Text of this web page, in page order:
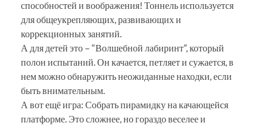
способностей и воображения! Тоннель используется
для общеукрепляющих, развивающих и
коррекционных занятий.
А для детей это – “Волшебной лабиринт”, который
полон испытаний. Он качается, петляет и сужается, в
нем можно обнаружить неожиданные находки, если
быть внимательным.
А вот ещё игра: Собрать пирамидку на качающейся
платформе. Это сложнее, но гораздо веселее и